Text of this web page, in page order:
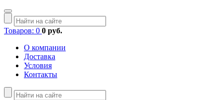
Товаров: 0 0 руб.
О компании
Доставка
Условия
Контакты